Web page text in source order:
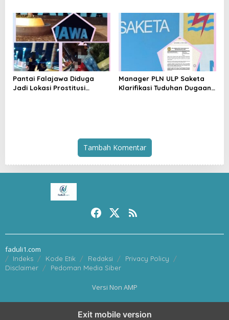
Mandiri
Pemeriksaan Kendaraan
hingga Patroli Rutin
Pantai Falajawa Diduga
Jadi Lokasi Prostitusi
Manager PLN ULP Saketa
Klarifikasi Tuduhan Dugaan
Tambah Komentar
faduli1.com
Indeks Kode Etik Redaksi
Privacy Policy
Disclaimer
Pedoman Media Siber
Versi Non AMP
Exit mobile version